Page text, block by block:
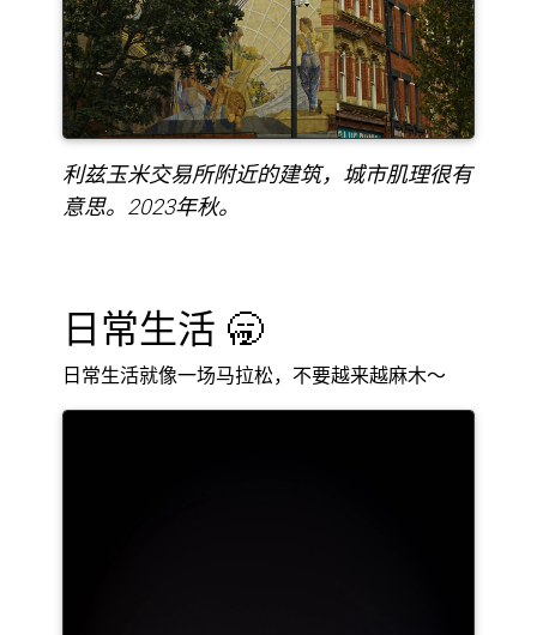
利兹玉米交易所附近的建筑，城市肌理很有
意思。2023年秋。
日常生活 🥱
日常生活就像一场马拉松，不要越来越麻木～